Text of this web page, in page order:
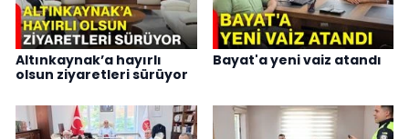
Altınkaynak’a hayırlı
olsun ziyaretleri sürüyor
Bayat'a yeni vaiz atandı